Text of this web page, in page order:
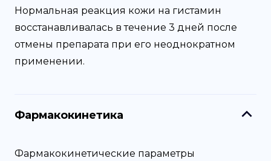
Нормальная реакция кожи на гистамин
восстанавливалась в течение 3 дней после
отмены препарата при его неоднократном
применении.
Фармакокинетика
Фармакокинетические параметры